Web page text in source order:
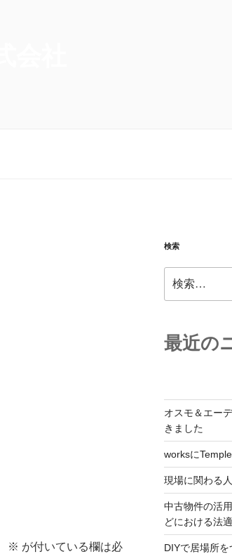
※ が付いている欄は必
検索
索:
最近の
オスモ＆エー
きました
worksに
現場に関わる
中古物件の活
どにおける法
DIYで居場所